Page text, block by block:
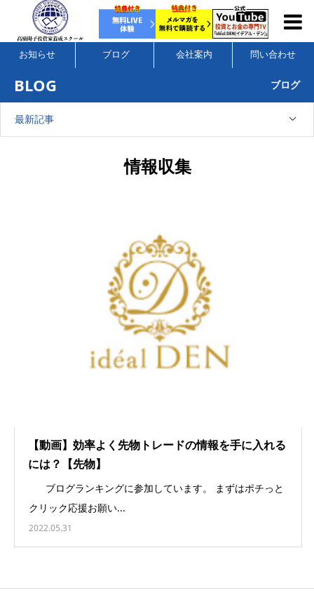
お知らせ ブログ 会社案内 問い合わせ
BLOG ブログ
最新記事
情報収集
【動画】効率よく先物トレードの情報を手に入れる
には？【先物】
ブログランキングに参加しています。 まずはポチっと
クリック応援お願い...
2022.05.31